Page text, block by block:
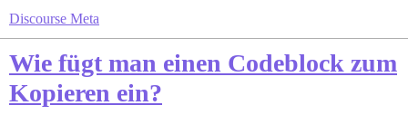
Discourse Meta
Wie fügt man einen Codeblock zum
Kopieren ein?